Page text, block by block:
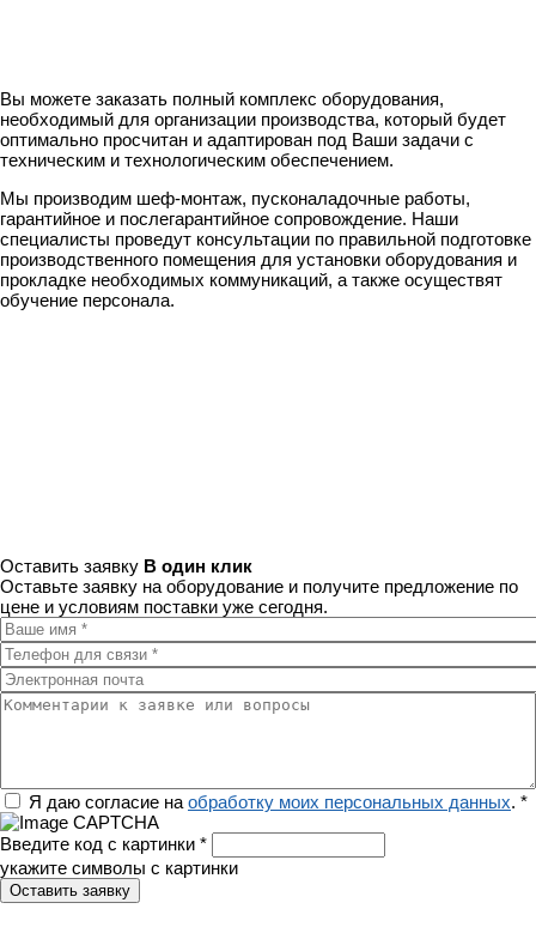
Вы можете заказать полный комплекс оборудования,
необходимый для организации производства, который будет
оптимально просчитан и адаптирован под Ваши задачи с
техническим и технологическим обеспечением.
Мы производим шеф-монтаж, пусконаладочные работы,
гарантийное и послегарантийное сопровождение. Наши
специалисты проведут консультации по правильной подготовке
производственного помещения для установки оборудования и
прокладке необходимых коммуникаций, а также осуществят
обучение персонала.
Оставить заявку В один клик
Оставьте заявку на оборудование и получите предложение по
цене и условиям поставки уже сегодня.
Ваше имя*
Телефон для связи
Электронная почта
Комментарии к заявке или вопросы
РегионЯ даю согласие на обработку моих персональных данных. *
Введите код с картинки *
укажите символы с картинки